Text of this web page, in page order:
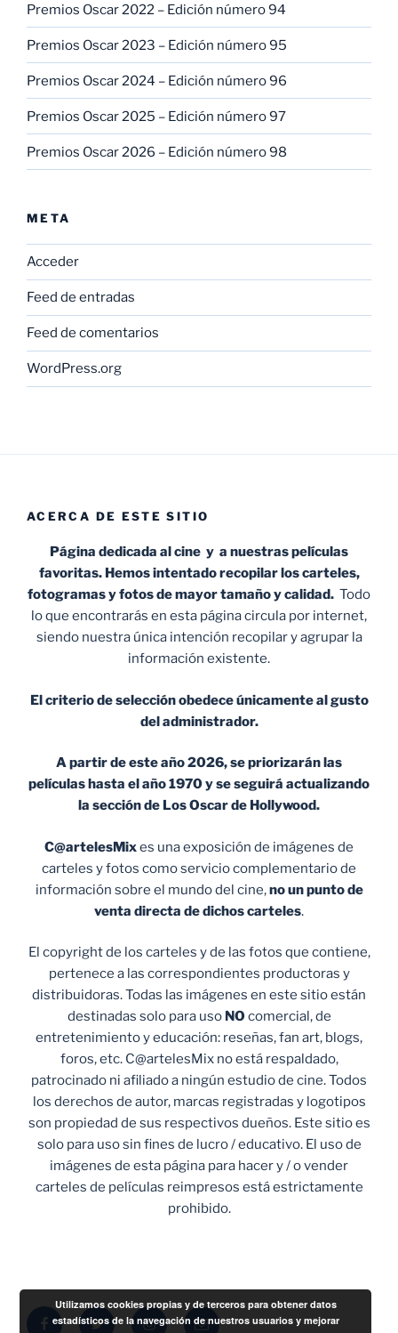
Premios Oscar 2022 – Edición número 94
Premios Oscar 2023 – Edición número 95
Premios Oscar 2024 – Edición número 96
Premios Oscar 2025 – Edición número 97
Premios Oscar 2026 – Edición número 98
META
Acceder
Feed de entradas
Feed de comentarios
WordPress.org
ACERCA DE ESTE SITIO
Página dedicada al cine y a nuestras películas
favoritas. Hemos intentado recopilar los carteles,
fotogramas y fotos de mayor tamaño y calidad. Todo
lo que encontrarás en esta página circula por internet,
siendo nuestra única intención recopilar y agrupar la
información existente.
El criterio de selección obedece únicamente al gusto
del administrador.
A partir de este año 2026, se priorizarán las
películas hasta el año 1970 y se seguirá actualizando
la sección de Los Oscar de Hollywood.
C@artelesMixes una exposición de imágenes de
carteles y fotos como servicio complementario de
información sobre el mundo del cine,no un punto de
venta directa de dichos carteles.
El copyright de los carteles y de las fotos que contiene,
pertenece a las correspondientes productoras y
distribuidoras. Todas las imágenes en este sitio están
destinadas solo para uso NO comercial, de
entretenimiento y educación: reseñas, fan art, blogs,
foros, etc. C@artelesMix no está respaldado,
patrocinado ni afiliado a ningún estudio de cine. Todos
los derechos de autor, marcas registradas y logotipos
son propiedad de sus respectivos dueños. Este sitio es
solo para uso sin fines de lucro / educativo. El uso de
imágenes de esta página para hacer y / o vender
carteles de películas reimpresos está estrictamente
prohibido.
FacebookTwitter InstagramCorreo
Utilizamos cookies propias y de terceros para obtener datos
estadísticos de la navegación de nuestros usuarios y mejorar